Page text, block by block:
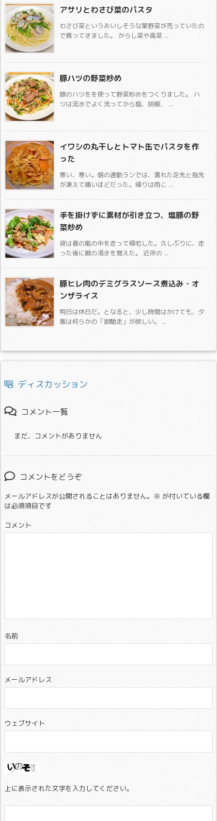
アサリとわさび菜のパスタ
わさび菜というおいしそうな葉野菜が売っていたの
で買ってきました。 からし菜や高菜 ...
豚ハツの野菜炒め
豚のハツをを使って野菜炒めをつくりました。 ハ
ツは流水でよく洗ってから塩、胡椒、 ...
イワシの丸干しとトマト缶でパスタを作
った
寒い、寒い。朝の通勤ランでは、濡れた足先と指先
が凍えて痛いほどだった。帰りは雨こ ...
手を掛けずに素材が引き立つ、塩豚の野
菜炒め
夜は春の嵐の中を走って帰宅した。久しぶりに、走
った後に喉の渇きを覚えた。 近所の ...
豚ヒレ肉のデミグラスソース煮込み・オ
ンザライス
明日は休日だ。となると、少し時間はかけても、夕
飯は何らかの「御馳走」が欲しい。 ...
ディスカッション
コメント一覧
まだ、コメントがありません
コメントをどうぞ
メールアドレスが公開されることはありません。 ※ が付いている欄
は必須項目です
コメント
名前
メールアドレス
ウェブサイト
上に表示された文字を入力してください。